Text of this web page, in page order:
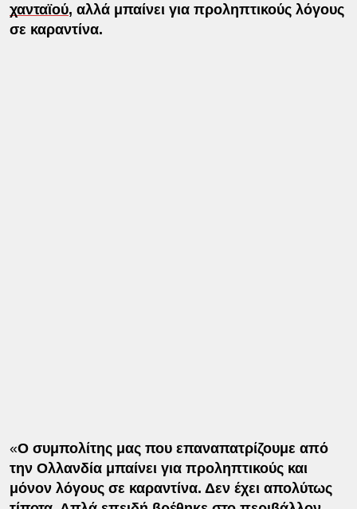
χανταϊού, αλλά μπαίνει για προληπτικούς λόγους
σε καραντίνα.
«Ο συμπολίτης μας που επαναπατρίζουμε από
την Ολλανδία μπαίνει για προληπτικούς και
μόνον λόγους σε καραντίνα. Δεν έχει απολύτως